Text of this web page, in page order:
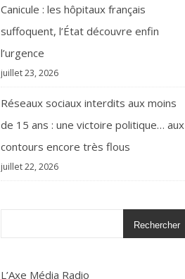
Canicule : les hôpitaux français
suffoquent, l’État découvre enfin
l’urgence
juillet 23, 2026
Réseaux sociaux interdits aux moins
de 15 ans : une victoire politique… aux
contours encore très flous
juillet 22, 2026
Rechercher
L’Axe Média Radio